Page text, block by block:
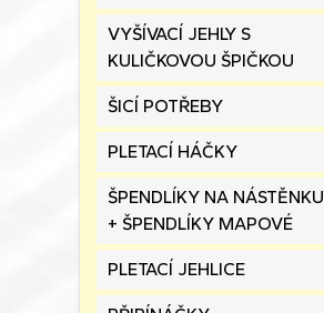
VYŠÍVACÍ JEHLY S
KULIČKOVOU ŠPIČKOU
ŠICÍ POTŘEBY
PLETACÍ HÁČKY
ŠPENDLÍKY NA NÁSTĚNKU
+ ŠPENDLÍKY MAPOVÉ
PLETACÍ JEHLICE